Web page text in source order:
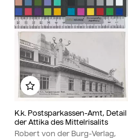
K.k. Postsparkassen-Amt, Detail
der Attika des Mittelrisalits
Robert von der Burg-Verlag,
Add to my album